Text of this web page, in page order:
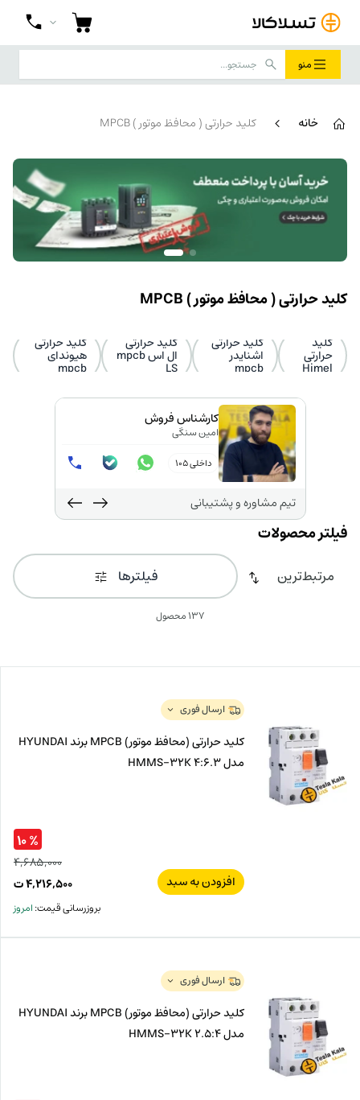
منو
خانه کلید حرارتی ( محافظ موتور ) MPCB
کلید حرارتی ( محافظ موتور ) MPCB
کلید
حرارتی
Himel
کلید حرارتی
اشنایدر
mpcb
کلید حرارتی
ال اس mpcb
LS
کلید حرارتی
هیوندای
mpcb
137 محصول
فیلترها
ارسال فوری
کلید حرارتی (محافظ موتور) MPCB برند HYUNDAI
مدل HMMS-32K 4:6.3
افزودن به سبد
۴,۶۸۵,۰۰۰
۴,۲۱۶,۵۰۰ت
% ۱۰
بروزرسانی قیمت:امروز
ارسال فوری
کلید حرارتی (محافظ موتور) MPCB برند HYUNDAI
مدل HMMS-32K 2.5:4
کارشناس فروش
امین سنگی
داخلی 105
تیم مشاوره و پشتیبانی